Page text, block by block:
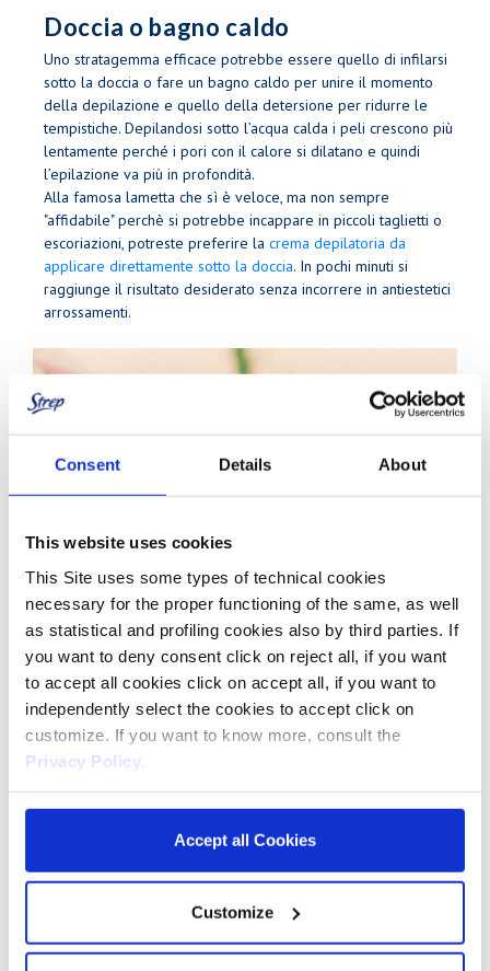
Consent Details About
This website uses cookies
This Site uses some types of technical cookies
necessary for the proper functioning of the same, as well
as statistical and profiling cookies also by third parties. If
you want to deny consent click on reject all, if you want
to accept all cookies click on accept all, if you want to
independently select the cookies to accept click on
customize. If you want to know more, consult the
Privacy Policy
Accept all Cookies
Customize
Doccia o bagno caldo
Uno stratagemma efficace potrebbe essere quello di infilarsi
sotto la doccia o fare un bagno caldo per unire il momento
della depilazione e quello della detersione per ridurre le
tempistiche. Depilandosi sotto l’acqua calda i peli crescono più
lentamente perché i pori con il calore si dilatano e quindi
l’epilazione va più in profondità.
Alla famosa lametta che sì è veloce, ma non sempre
"affidabile" perchè si potrebbe incappare in piccoli taglietti o
escoriazioni, potreste preferire la crema depilatoria da
applicare direttamente sotto la doccia. In pochi minuti si
raggiunge il risultato desiderato senza incorrere in antiestetici
arrossamenti.
Creme Depilatorie
Se invece avete qualche minuto in più oltre i critici 10-20
minuti, potete optare per lecreme depilatorieclassiche, che vi
permettono nel frattempo di fare altro. Se ad esempio dovete
depilare le gambe, nulla vieta nel frattempo di sistemare
trucco e capelli. Basterà poi una sciacquata veloce con il
doccino o nella vasca da bagno per gambe lisce e vellutate in
SUGGESTED FOR YOU